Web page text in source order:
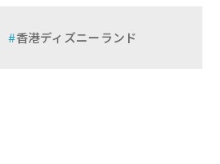
香港ディズニーランド